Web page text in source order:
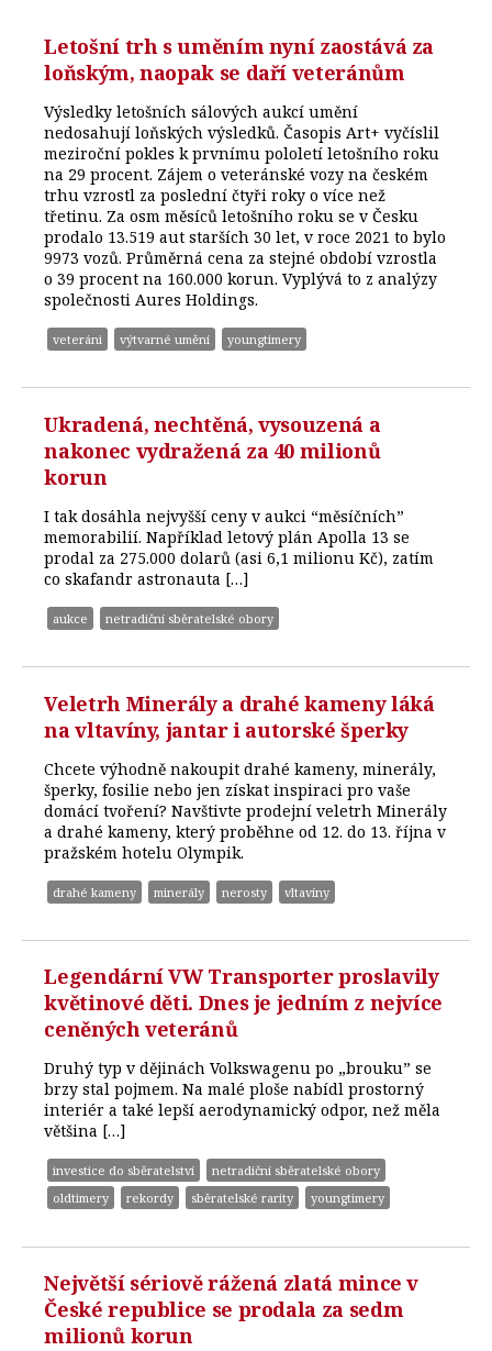
Letošní trh s uměním nyní zaostává za
loňským, naopak se daří veteránům
Výsledky letošních sálových aukcí umění
nedosahují loňských výsledků. Časopis Art+ vyčíslil
meziroční pokles k prvnímu pololetí letošního roku
na 29 procent. Zájem o veteránské vozy na českém
trhu vzrostl za poslední čtyři roky o více než
třetinu. Za osm měsíců letošního roku se v Česku
prodalo 13.519 aut starších 30 let, v roce 2021 to bylo
9973 vozů. Průměrná cena za stejné období vzrostla
o 39 procent na 160.000 korun. Vyplývá to z analýzy
společnosti Aures Holdings.
veteráni výtvarné umění youngtimery
Ukradená, nechtěná, vysouzená a
nakonec vydražená za 40 milionů
korun
I tak dosáhla nejvyšší ceny v aukci “měsíčních”
memorabilií. Například letový plán Apolla 13 se
prodal za 275.000 dolarů (asi 6,1 milionu Kč), zatím
co skafandr astronauta […]
aukce netradiční sběratelské obory
Veletrh Minerály a drahé kameny láká
na vltavíny, jantar i autorské šperky
Chcete výhodně nakoupit drahé kameny, minerály,
šperky, fosilie nebo jen získat inspiraci pro vaše
domácí tvoření? Navštivte prodejní veletrh Minerály
a drahé kameny, který proběhne od 12. do 13. října v
pražském hotelu Olympik.
drahé kameny minerály nerosty vltavíny
Legendární VW Transporter proslavily
květinové děti. Dnes je jedním z nejvíce
ceněných veteránů
Druhý typ v dějinách Volkswagenu po „brouku” se
brzy stal pojmem. Na malé ploše nabídl prostorný
interiér a také lepší aerodynamický odpor, než měla
většina […]
investice do sběratelství
netradiční sběratelské obory
oldtimery
rekordy sběratelské rarity youngtimery
Největší sériově rážená zlatá mince v
České republice se prodala za sedm
milionů korun